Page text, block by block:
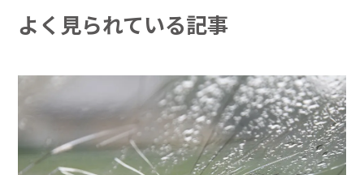
よく見られている記事